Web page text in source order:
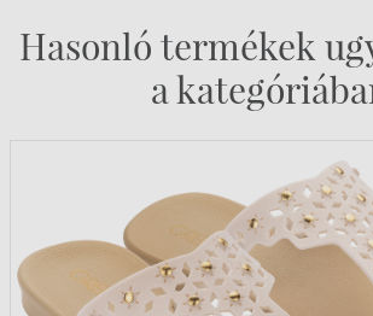
Hasonló termékek
a